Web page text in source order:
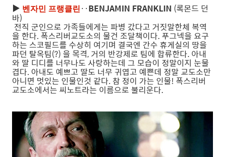
▶ 벤자민 프랭클린 ‥BENJAMIN FRANKLIN (록몬드 던
바)
전직 군인으로 가족들에게는 파병 갔다고 거짓말한체 복역
을 한다. 폭스리버교도소의 물건 조달책이다. 푸그넥을 요구
하는 스코필드를 수상히 여기며 결국엔 간수 휴게실의 땅을
파던 탈옥팀(?) 을 목격, 거의 반강제로 팀에 합류한다. 아내
와 딸 디디를 너무나도 사랑하는데 그 모습이 정말이지 눈물
겹다. 아내도 예쁘고 딸도 너무 귀엽고 예쁜데 정말 교도소만
아니면 멋있는 인물인것 같다. 참 정이 가는 인물! 폭스리버
교도소에서는 씨노트라는 이름으로 불리운다.